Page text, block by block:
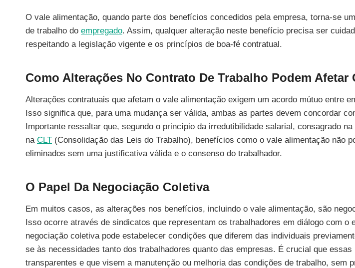
O vale alimentação, quando parte dos benefícios concedidos pela empresa, torna-se
de trabalho do empregado. Assim, qualquer alteração neste benefício precisa ser
respeitando a legislação vigente e os princípios de boa-fé contratual.
Como Alterações No Contrato De Trabalho Podem Afetar
Alterações contratuais que afetam o vale alimentação exigem um acordo mútuo entre
Isso significa que, para uma mudança ser válida, ambas as partes devem concordar
Importante ressaltar que, segundo o princípio da irredutibilidade salarial, consagrado
na CLT (Consolidação das Leis do Trabalho), benefícios como o vale alimentação não
eliminados sem uma justificativa válida e o consenso do trabalhador.
O Papel Da Negociação Coletiva
Em muitos casos, as alterações nos benefícios, incluindo o vale alimentação, são
Isso ocorre através de sindicatos que representam os trabalhadores em diálogo com o
negociação coletiva pode estabelecer condições que diferem das individuais
se às necessidades tanto dos trabalhadores quanto das empresas. É crucial que essas
transparentes e que visem a manutenção ou melhoria das condições de trabalho, sem